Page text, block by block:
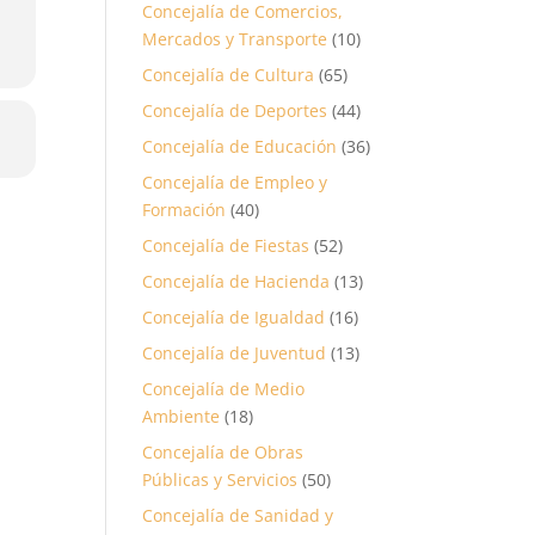
Concejalía de Comercios,
Mercados y Transporte (10)
Concejalía de Cultura (65)
Concejalía de Deportes (44)
Concejalía de Educación (36)
Concejalía de Empleo y
Formación (40)
Concejalía de Fiestas (52)
Concejalía de Hacienda (13)
Concejalía de Igualdad (16)
Concejalía de Juventud (13)
Concejalía de Medio
Ambiente (18)
Concejalía de Obras
Públicas y Servicios (50)
Concejalía de Sanidad y